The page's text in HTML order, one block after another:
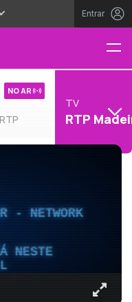
Entrar
NO AR
TV
RTP
- NETWORK
NESTE